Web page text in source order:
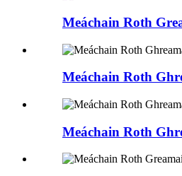
Meáchain Roth
Meáchain Roth
Meáchain Roth